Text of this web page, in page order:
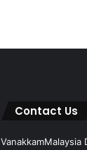
Contact Us
VanakkamMalaysia